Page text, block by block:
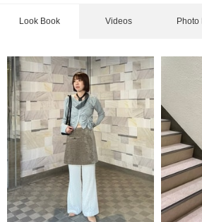
Look Book Videos Photo